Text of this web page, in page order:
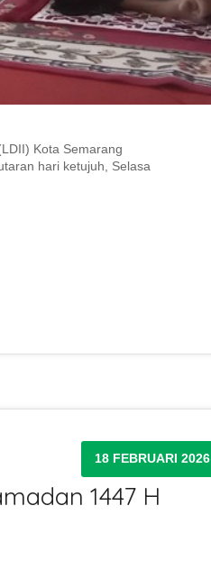
Kota Semarang
hari ketujuh, Selasa
1447 H
18 FEBRUARI 2026